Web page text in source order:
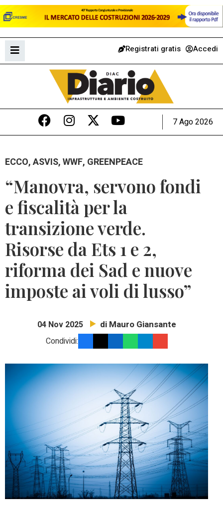
Registrati gratis Accedi
7 Ago 2026
ECCO, ASVIS, WWF, GREENPEACE
“Manovra, servono fondi
e fiscalità per la
transizione verde.
Risorse da Ets 1 e 2,
riforma dei Sad e nuove
imposte ai voli di lusso”
04 Nov 2025 di Mauro Giansante
Condividi: